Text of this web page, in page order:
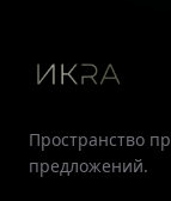
Пространство
предложений.